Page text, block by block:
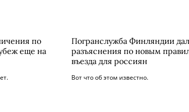
по
еще на
Погранслужба Финляндии
разъяснения по новым
въезда для россиян
Вот что об этом известно.